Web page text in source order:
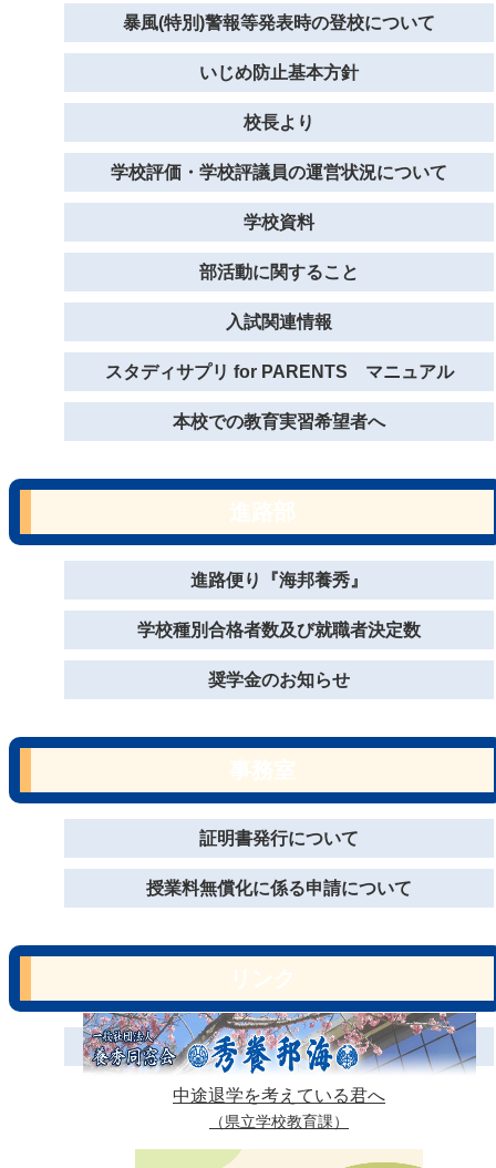
暴風(特別)警報等発表時の登校について
いじめ防止基本方針
校長より
学校評価・学校評議員の運営状況について
学校資料
部活動に関すること
入試関連情報
スタディサプリ for PARENTS マニュアル
本校での教育実習希望者へ
進路便り『海邦養秀』
学校種別合格者数及び就職者決定数
奨学金のお知らせ
証明書発行について
授業料無償化に係る申請について
中途退学を考えている君へ
（県立学校教育課）